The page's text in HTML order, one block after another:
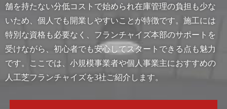
舗を持たない分低コストで始められ在庫管理の負担も少な
いため、個人でも開業しやすいことが特徴です。施工には
特別な資格も必要なく、フランチャイズ本部のサポートを
受けながら、初心者でも安心してスタートできる点も魅力
です。ここでは、小規模事業者や個人事業主におすすめの
人工芝フランチャイズを3社ご紹介します。